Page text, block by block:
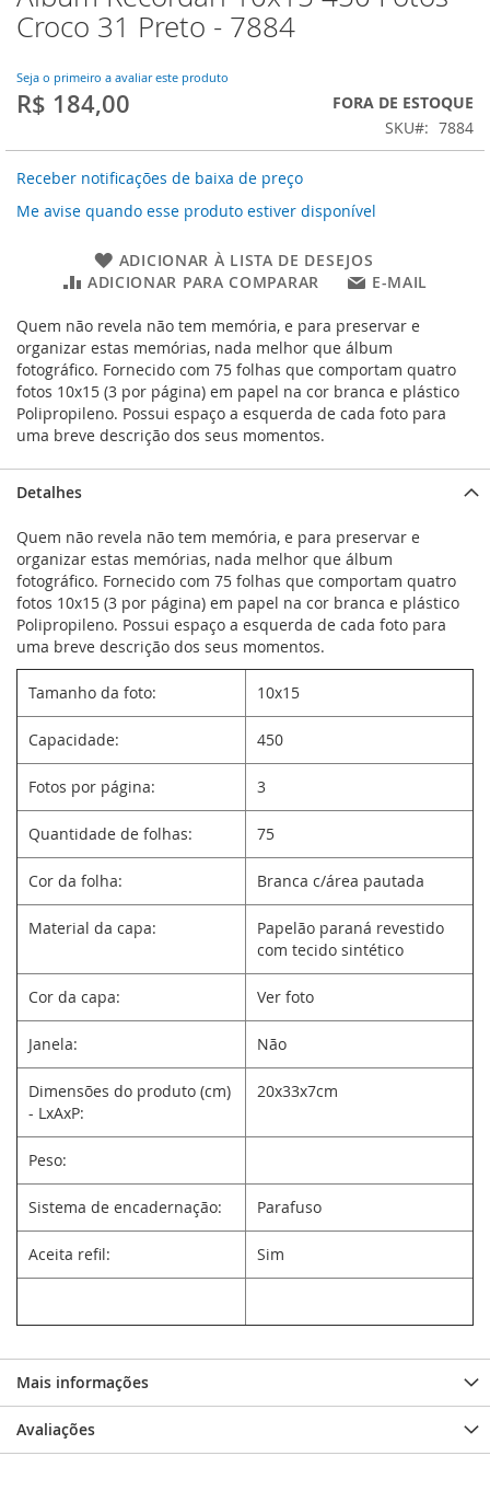
para
o
da
Galeria
Croco 31 Preto - 7884
Seja o primeiro a avaliar este produto
R$ 184,00
FORA DE ESTOQUE
SKU
7884
Receber notificações de baixa de preço
Me avise quando esse produto estiver disponível
ADICIONAR À LISTA DE DESEJOS
ADICIONAR PARA COMPARAR
E-MAIL
Quem não revela não tem memória, e para preservar e
organizar estas memórias, nada melhor que álbum
fotográfico. Fornecido com 75 folhas que comportam quatro
fotos 10x15 (3 por página) em papel na cor branca e plástico
Polipropileno. Possui espaço a esquerda de cada foto para
uma breve descrição dos seus momentos.
Detalhes
Quem não revela não tem memória, e para preservar e
organizar estas memórias, nada melhor que álbum
fotográfico. Fornecido com 75 folhas que comportam quatro
fotos 10x15 (3 por página) em papel na cor branca e plástico
Polipropileno. Possui espaço a esquerda de cada foto para
uma breve descrição dos seus momentos.
Tamanho da foto: 10x15
Capacidade: 450
Fotos por página: 3
Quantidade de folhas: 75
Cor da folha: Branca c/área pautada
Material da capa:
Papelão paraná revestido
com tecido sintético
Cor da capa: Ver foto
Janela: Não
Dimensões do produto (cm)
- LxAxP:
20x33x7cm
Peso:
Sistema de encadernação: Parafuso
Aceita refil: Sim
Mais informações
Avaliações